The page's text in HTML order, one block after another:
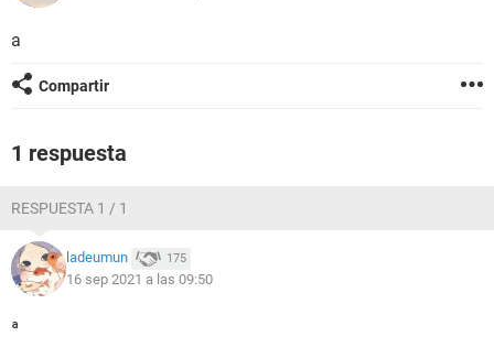
BIENESTAR
SEXUALIDAD
GLOSARIO
a
Compartir
1 respuesta
RESPUESTA 1 / 1
ladeumun 175
16 sep 2021 a las 09:50
ª